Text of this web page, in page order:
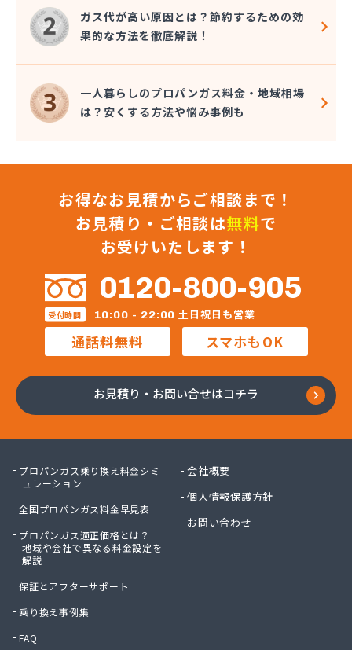
株式会社コジマガス
株式会社コジマガス ライフアップサポート
株式会社コンプロ産工
株式会社シェル石油豊橋LPG充填工場
株式会社しんせきプロパン部
株式会社スギサン化学
株式会社スマイルガステクノロジー
株式会社バンノ
株式会社フジプロ
株式会社フジプロ刈谷営業所
株式会社ホームガス東海
株式会社ホームガス東海 楽田ショップ
株式会社マルエイ名古屋支店
株式会社マルコー
株式会社マルハチ
株式会社マルマン
株式会社ヤマアキ
株式会社よしや商店
株式会社リピックス
株式会社リピックス 春日井センター
株式会社一プロ
株式会社稲藤商店
株式会社稲葉エネクス
株式会社宇佐美プロパン
株式会社下林
ガス代が高い原因とは？節約するための効
果的な方法を徹底解説！
一人暮らしのプロパンガス料金・地域相場
は？安くする方法や悩み事例も
お得なお見積からご相談まで！
お見積り・ご相談は無料で
お受けいたします！
0120-800-905
受付時間 10:00 - 22:00 土日祝日も営業
通話料無料 スマホもOK
お見積り・お問い合せはコチラ
プロパンガス乗り換え料金シミ
ュレーション
全国プロパンガス料金早見表
プロパンガス適正価格とは？
地域や会社で異なる料金設定を
解説
保証とアフターサポート
乗り換え事例集
FAQ
会社概要
個人情報保護方針
お問い合わせ